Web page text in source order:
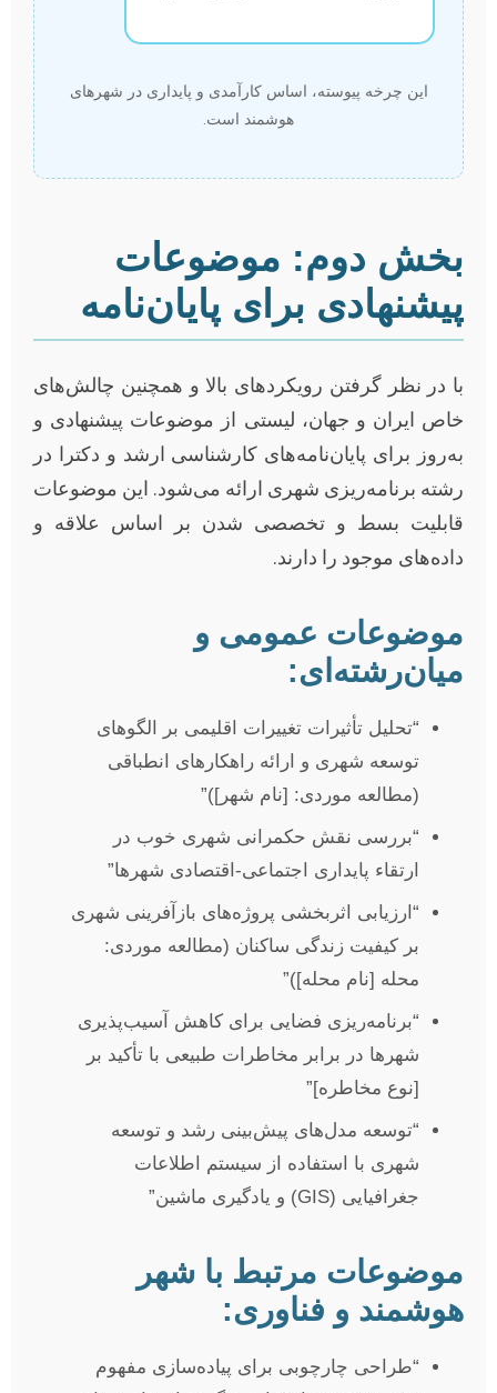
این چرخه پیوسته، اساس کارآمدی و پایداری در شهرهای
هوشمند است.
بخش دوم: موضوعات
پیشنهادی برای پایان‌نامه
با در نظر گرفتن رویکردهای بالا و همچنین چالش‌های
خاص ایران و جهان، لیستی از موضوعات پیشنهادی و
به‌روز برای پایان‌نامه‌های کارشناسی ارشد و دکترا در
رشته برنامه‌ریزی شهری ارائه می‌شود. این موضوعات
قابلیت بسط و تخصصی شدن بر اساس علاقه و
داده‌های موجود را دارند.
موضوعات عمومی و
میان‌رشته‌ای:
“تحلیل تأثیرات تغییرات اقلیمی بر الگوهای
توسعه شهری و ارائه راهکارهای انطباقی
(مطالعه موردی: [نام شهر])”
“بررسی نقش حکمرانی شهری خوب در
ارتقاء پایداری اجتماعی-اقتصادی شهرها”
“ارزیابی اثربخشی پروژه‌های بازآفرینی شهری
بر کیفیت زندگی ساکنان (مطالعه موردی:
محله [نام محله])”
“برنامه‌ریزی فضایی برای کاهش آسیب‌پذیری
شهرها در برابر مخاطرات طبیعی با تأکید بر
[نوع مخاطره]”
“توسعه مدل‌های پیش‌بینی رشد و توسعه
شهری با استفاده از سیستم اطلاعات
جغرافیایی (GIS) و یادگیری ماشین”
موضوعات مرتبط با شهر
هوشمند و فناوری:
“طراحی چارچوبی برای پیاده‌سازی مفهوم